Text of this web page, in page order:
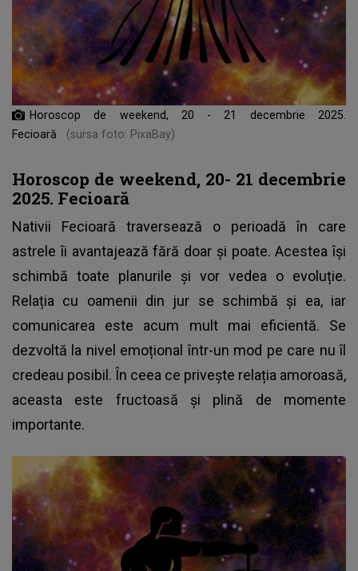
Horoscop de weekend, 20 - 21 decembrie 2025.
Fecioară
(sursa foto: PixaBay)
Horoscop de weekend, 20- 21 decembrie
2025. Fecioară
Nativii Fecioară traversează o perioadă în care
astrele îi avantajează fără doar și poate. Acestea își
schimbă toate planurile și vor vedea o evoluție.
Relația cu oamenii din jur se schimbă și ea, iar
comunicarea este acum mult mai eficientă. Se
dezvoltă la nivel emoțional într-un mod pe care nu îl
credeau posibil. În ceea ce privește relația amoroasă,
aceasta este fructoasă și plină de momente
importante.